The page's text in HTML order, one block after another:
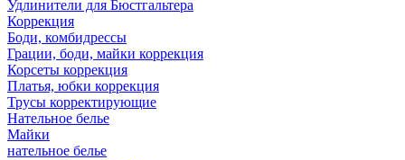
Удлинители для Бюстгальтера
Коррекция
Боди, комбидрессы
Грации, боди, майки коррекция
Корсеты коррекция
Платья, юбки коррекция
Трусы корректирующие
Нательное белье
Майки
нательное белье